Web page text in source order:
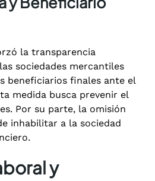
la transparencia
sociedades mercantiles
beneficiarios finales ante el
medida busca prevenir el
Por su parte, la omisión
inhabilitar a la sociedad
y